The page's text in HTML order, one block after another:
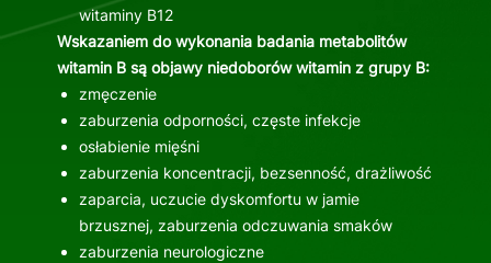
witaminy B12
Wskazaniem do wykonania badania metabolitów
witamin B są objawy niedoborów witamin z grupy B:
zmęczenie
zaburzenia odporności, częste infekcje
osłabienie mięśni
zaburzenia koncentracji, bezsenność, drażliwość
zaparcia, uczucie dyskomfortu w jamie
brzusznej, zaburzenia odczuwania smaków
zaburzenia neurologiczne